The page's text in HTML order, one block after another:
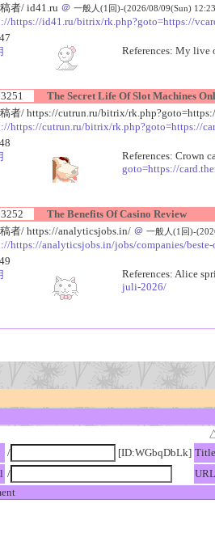
者/ id41.ru ＠ 一般人(1回)-(2026/08/09(Sun)
https://id41.ru/bitrix/rk.php?goto=https://
References: My live
The Secret Life Of Slot Machines
者/ https://cutrun.ru/bitrix/
https://cutrun.ru/bitrix/rk.php?goto=https://
References: Crown
goto=https://
The Benefits Of Casino Review
者/ https://analyticsjobs.in/ ＠ 一般人(1回)-
https://analyticsjobs.in/jobs/companies/
References: Alice
juli-2026/
/ [ID:WGbqDbLk] Title
/
URL